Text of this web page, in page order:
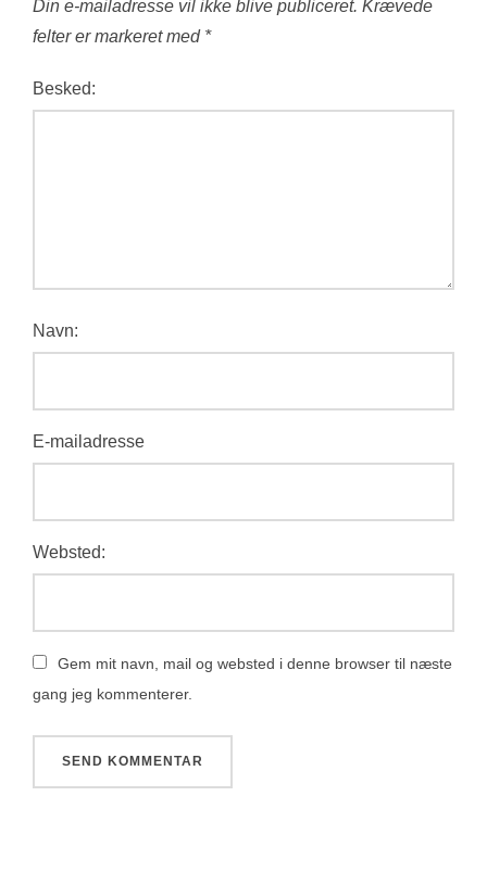
Din e-mailadresse vil ikke blive publiceret. Krævede
felter er markeret med *
Besked:
Navn:
E-mailadresse
Websted:
Gem mit navn, mail og websted i denne browser til næste
gang jeg kommenterer.